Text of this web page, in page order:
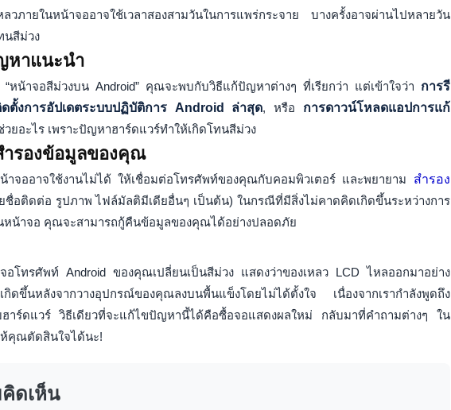
ลวภายในหน้าจออาจใช้เวลาสองสามวันในการแพร่กระจาย บางครั้งอาจผ่านไปหลายวัน
นสีม่วง
หาแนะนำ
หน้าจอสีม่วงบน Android” คุณจะพบกับวิธีแก้ปัญหาต่างๆ ที่เรียกว่า แต่เข้าใจว่า การรี
ดตั้งการอัปเดตระบบปฏิบัติการ Android ล่าสุด, หรือ การดาวน์โหลดแอปการแก้
ยอะไร เพราะปัญหาฮาร์ดแวร์ทำให้เกิดโทนสีม่วง
ำรองข้อมูลของคุณ
าจออาจใช้งานไม่ได้ ให้เชื่อมต่อโทรศัพท์ของคุณกับคอมพิวเตอร์ และพยายาม สำรอง
ชื่อติดต่อ รูปภาพ ไฟล์มัลติมีเดียอื่นๆ เป็นต้น) ในกรณีที่มีสิ่งไม่คาดคิดเกิดขึ้นระหว่างการ
หน้าจอ คุณจะสามารถกู้คืนข้อมูลของคุณได้อย่างปลอดภัย
อโทรศัพท์ Android ของคุณเปลี่ยนเป็นสีม่วง แสดงว่าของเหลว LCD ไหลออกมาอย่าง
ขึ้นหลังจากวางอุปกรณ์ของคุณลงบนพื้นแข็งโดยไม่ได้ตั้งใจ เนื่องจากเรากำลังพูดถึง
าร์ดแวร์ วิธีเดียวที่จะแก้ไขปัญหานี้ได้คือซื้อจอแสดงผลใหม่ กลับมาที่คำถามต่างๆ ใน
คุณตัดสินใจได้นะ!
ดเห็น